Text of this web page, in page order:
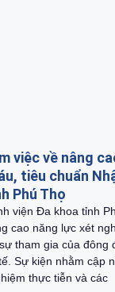
việc về nâng
tiêu chuẩn
Phú Thọ
viện Đa khoa tỉnh
cao năng lực xét
tham gia của đông
Sự kiện nhằm cập
thực tiễn và các